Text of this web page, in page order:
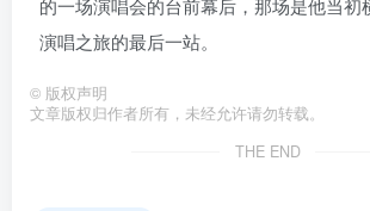
的一场演唱会的台前幕后，那场是他当初
演唱之旅的最后一站。
© 版权声明
文章版权归作者所有，未经允许请勿转载。
THE END